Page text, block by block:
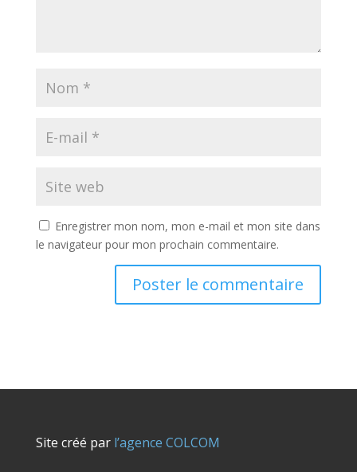
Enregistrer mon nom, mon e-mail et mon site dans
le navigateur pour mon prochain commentaire.
Site créé parl’agence COLCOM